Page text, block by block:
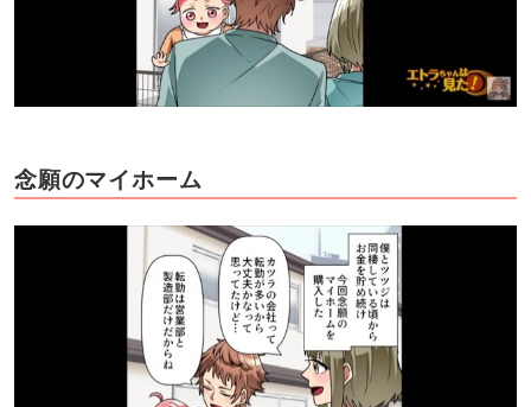
念願のマイホーム